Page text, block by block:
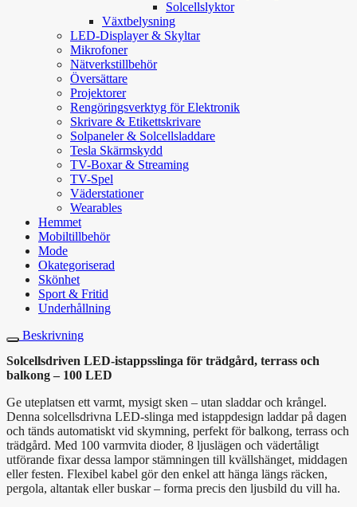
Solcellslyktor
Växtbelysning
LED-Displayer & Skyltar
Mikrofoner
Nätverkstillbehör
Översättare
Projektorer
Rengöringsverktyg för Elektronik
Skrivare & Etikettskrivare
Solpaneler & Solcellsladdare
Tesla Skärmskydd
TV-Boxar & Streaming
TV-Spel
Väderstationer
Wearables
Hemmet
Mobiltillbehör
Mode
Okategoriserad
Skönhet
Sport & Fritid
Underhållning
Beskrivning
Solcellsdriven LED-istappsslinga för trädgård, terrass och
balkong – 100 LED
Ge uteplatsen ett varmt, mysigt sken – utan sladdar och krångel.
Denna solcellsdrivna LED-slinga med istappdesign laddar på dagen
och tänds automatiskt vid skymning, perfekt för balkong, terrass och
trädgård. Med 100 varmvita dioder, 8 ljuslägen och vädertåligt
utförande fixar dessa lampor stämningen till kvällshänget, middagen
eller festen. Flexibel kabel gör den enkel att hänga längs räcken,
pergola, altantak eller buskar – forma precis den ljusbild du vill ha.